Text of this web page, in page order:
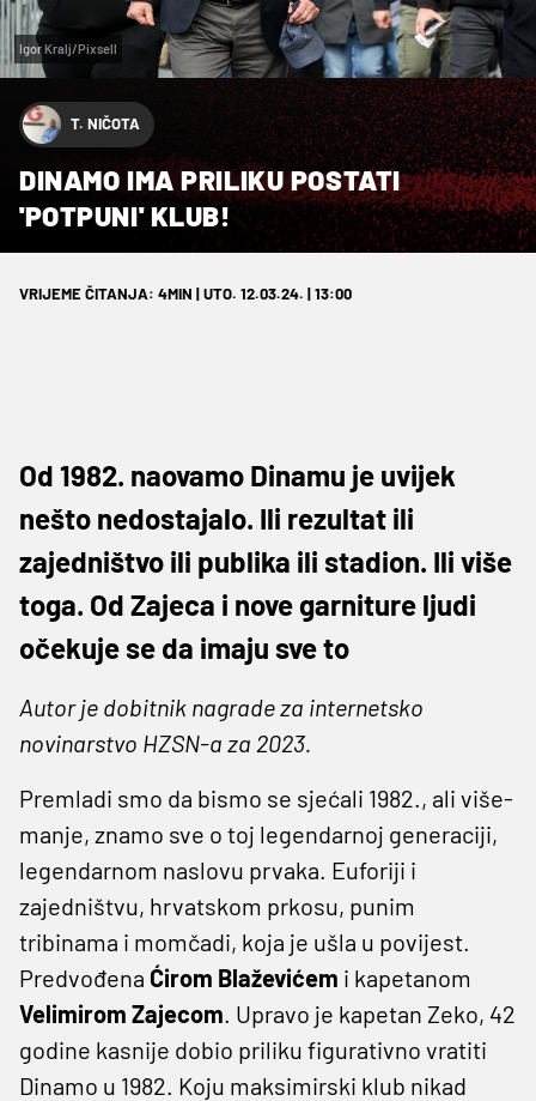
Igor Kralj/Pixsell
T. NIČOTA
DINAMO IMA PRILIKU POSTATI
'POTPUNI' KLUB!
VRIJEME ČITANJA: 4MIN | UTO. 12.03.24. | 13:00
Od 1982. naovamo Dinamu je uvijek
nešto nedostajalo. Ili rezultat ili
zajedništvo ili publika ili stadion. Ili više
toga. Od Zajeca i nove garniture ljudi
očekuje se da imaju sve to
Autor je dobitnik nagrade za internetsko
novinarstvo HZSN-a za 2023.
Premladi smo da bismo se sjećali 1982., ali više-
manje, znamo sve o toj legendarnoj generaciji,
legendarnom naslovu prvaka. Euforiji i
zajedništvu, hrvatskom prkosu, punim
tribinama i momčadi, koja je ušla u povijest.
Predvođena Ćirom Blaževićem i kapetanom
Velimirom Zajecom. Upravo je kapetan Zeko, 42
godine kasnije dobio priliku figurativno vratiti
Dinamo u 1982. Koju maksimirski klub nikad